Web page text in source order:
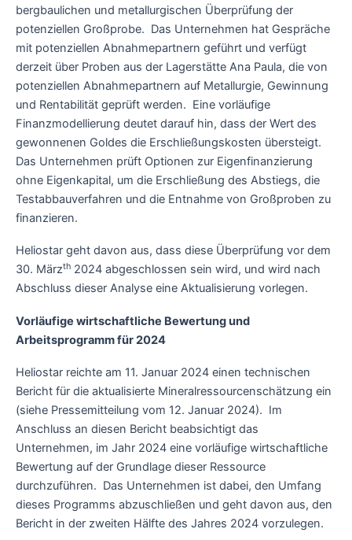
bergbaulichen und metallurgischen Überprüfung der
potenziellen Großprobe. Das Unternehmen hat Gespräche
mit potenziellen Abnahmepartnern geführt und verfügt
derzeit über Proben aus der Lagerstätte Ana Paula, die von
potenziellen Abnahmepartnern auf Metallurgie, Gewinnung
und Rentabilität geprüft werden. Eine vorläufige
Finanzmodellierung deutet darauf hin, dass der Wert des
gewonnenen Goldes die Erschließungskosten übersteigt.
Das Unternehmen prüft Optionen zur Eigenfinanzierung
ohne Eigenkapital, um die Erschließung des Abstiegs, die
Testabbauverfahren und die Entnahme von Großproben zu
finanzieren.
Heliostar geht davon aus, dass diese Überprüfung vor dem
30. Märzth 2024 abgeschlossen sein wird, und wird nach
Abschluss dieser Analyse eine Aktualisierung vorlegen.
Vorläufige wirtschaftliche Bewertung und
Arbeitsprogramm für 2024
Heliostar reichte am 11. Januar 2024 einen technischen
Bericht für die aktualisierte Mineralressourcenschätzung ein
(siehe Pressemitteilung vom 12. Januar 2024). Im
Anschluss an diesen Bericht beabsichtigt das
Unternehmen, im Jahr 2024 eine vorläufige wirtschaftliche
Bewertung auf der Grundlage dieser Ressource
durchzuführen. Das Unternehmen ist dabei, den Umfang
dieses Programms abzuschließen und geht davon aus, den
Bericht in der zweiten Hälfte des Jahres 2024 vorzulegen.